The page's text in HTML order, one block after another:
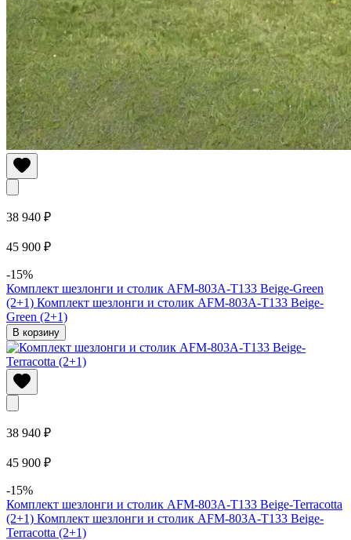
38 940 ₽
45 900 ₽
-15%
Комплект шезлонги и столик AFM-803A-T133 Beige-Green
(2+1) Комплект шезлонги и столик AFM-803A-T133 Beige-
Green (2+1)
В корзину
38 940 ₽
45 900 ₽
-15%
Комплект шезлонги и столик AFM-803A-T133 Beige-Terracotta
(2+1) Комплект шезлонги и столик AFM-803A-T133 Beige-
Terracotta (2+1)